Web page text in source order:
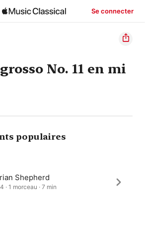
Se connecter
No. 11 en mi
populaires
Shepherd
· 1 morceau · 7 min